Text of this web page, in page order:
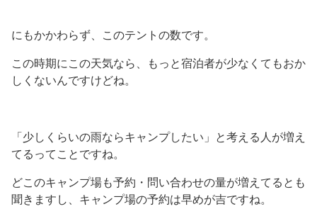
にもかかわらず、このテントの数です。
この時期にこの天気なら、もっと宿泊者が少なくてもおか
しくないんですけどね。
「少しくらいの雨ならキャンプしたい」と考える人が増え
てるってことですね。
どこのキャンプ場も予約・問い合わせの量が増えてるとも
聞きますし、キャンプ場の予約は早めが吉ですね。